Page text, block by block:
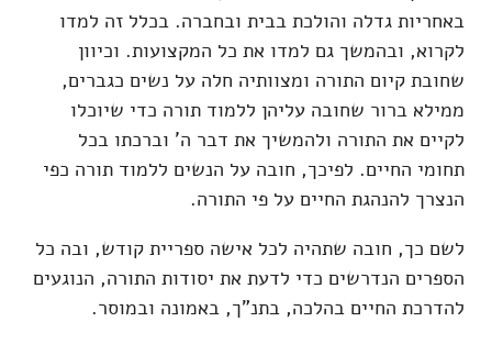
באחריות גדלה והולכת בבית ובחברה. בכלל זה למדו
לקרוא, ובהמשך גם למדו את כל המקצועות. וכיוון
שחובת קיום התורה ומצוותיה חלה על נשים כגברים,
ממילא ברור שחובה עליהן ללמוד תורה כדי שיוכלו
לקיים את התורה ולהמשיך את דבר ה' וברכתו בכל
תחומי החיים. לפיכך, חובה על הנשים ללמוד תורה כפי
הנצרך להנהגת החיים על פי התורה.
לשם כך, חובה שתהיה לכל אישה ספריית קודש, ובה כל
הספרים הנדרשים כדי לדעת את יסודות התורה, הנוגעים
להדרכת החיים בהלכה, בתנ"ך, באמונה ובמוסר.